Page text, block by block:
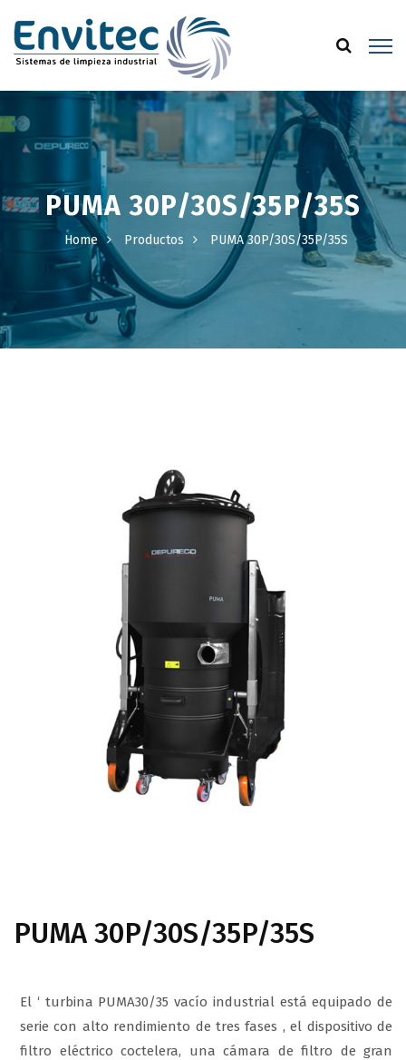
PUMA 30P/30S/35P/35S
Home Productos PUMA 30P/30S/35P/35S
PUMA 30P/30S/35P/35S
El ‘ turbina PUMA30/35 vacío industrial está equipado de
serie con alto rendimiento de tres fases , el dispositivo de
filtro eléctrico coctelera, una cámara de filtro de gran